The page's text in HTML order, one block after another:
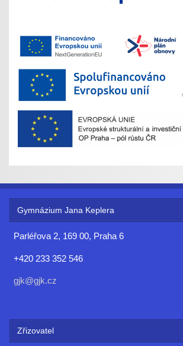
Gymnázium Jana Keplera
Parléřova 2, 169 00, Praha 6
+420 233 352 546
gjk@gjk.cz
Zřizovatel